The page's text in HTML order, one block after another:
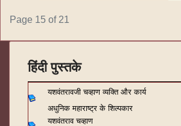
Page 15 of 21
हिंदी पुस्तके
यशवंतरावजी चव्हाण व्यक्ति और कार्य
अधुनिक महाराष्ट्र के शिल्पकार
यशवंतराव चव्हाण